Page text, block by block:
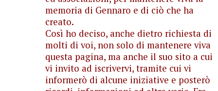
memoria di Gennaro e di ciò che ha
creato.
Così ho deciso, anche dietro richiesta di
molti di voi, non solo di mantenere viva
questa pagina, ma anche il suo sito a cui
vi invito ad iscrivervi, tramite cui vi
informerò di alcune iniziative e posterò